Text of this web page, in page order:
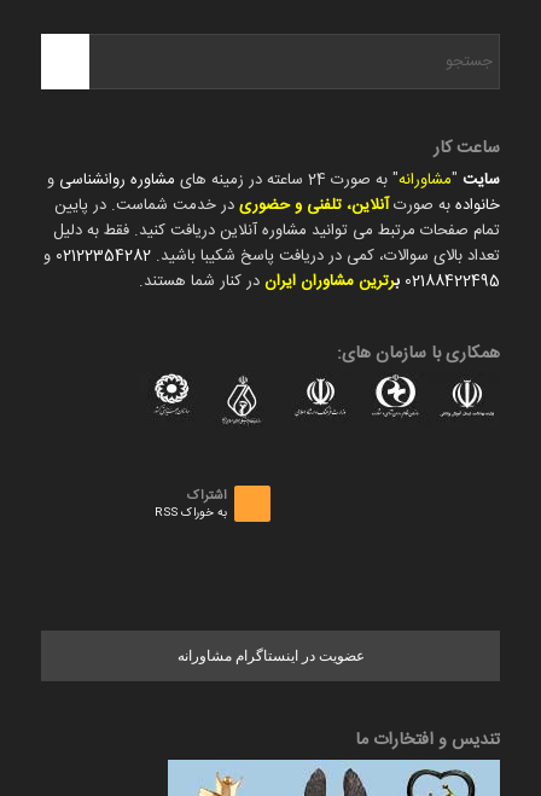
ساعت کار
سایت"مشاورانه" به صورت 24 ساعته در زمینه های مشاوره روانشناسی و
خانوادهبه صورتآنلاین، تلفنی و حضوریدر خدمت شماست. در پایین
تمام صفحات مرتبط می توانید مشاوره آنلاین دریافت کنید. فقط به دلیل
تعداد بالای سوالات، کمی در دریافت پاسخ شکیبا باشید. 02122354282 و
02188422495 برترین مشاوران ایراندر کنار شما هستند.
همکاری با سازمان های:
اشتراک
به خوراک RSS
عضویت در اینستاگرام مشاورانه
تندیس و افتخارات ما